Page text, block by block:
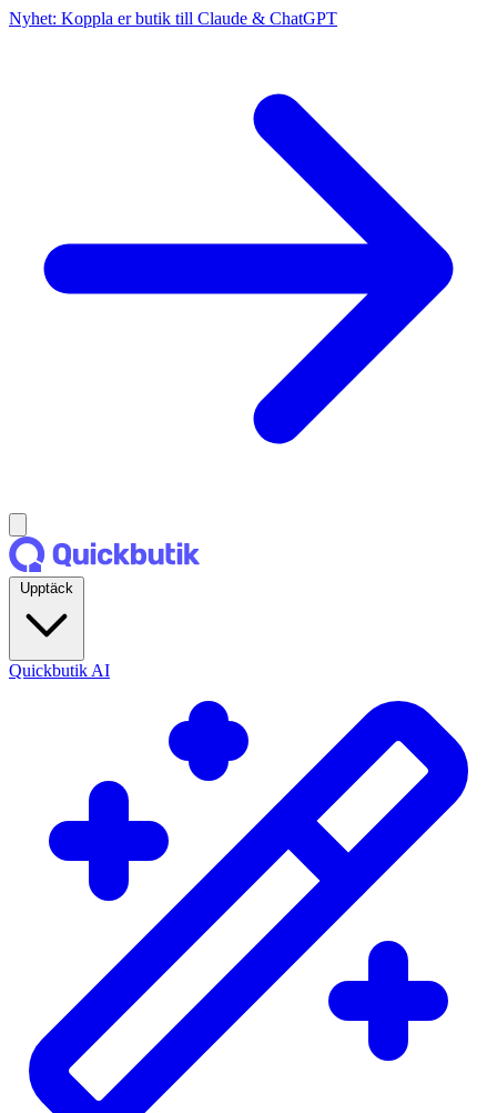
Nyhet: Koppla er butik till Claude & ChatGPT
Quickbutik AI